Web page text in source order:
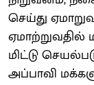
செய்து
ஏமாற்றுவதில்
மிட்டு
அப்பாவி